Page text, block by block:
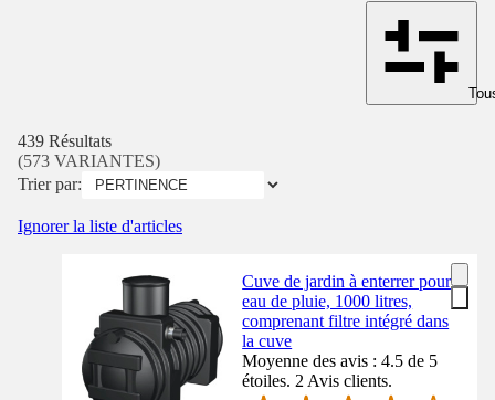
439 Résultats
(573 VARIANTES)
Trier par:
Ignorer la liste d'articles
Cuve de jardin à enterrer pour
eau de pluie, 1000 litres,
comprenant filtre intégré dans
la cuve
Moyenne des avis : 4.5 de 5
étoiles. 2 Avis clients.